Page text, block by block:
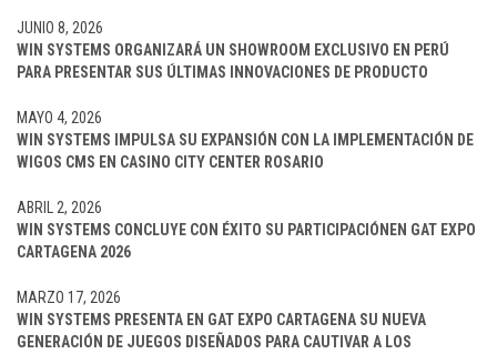
WIN SYSTEMS ORGANIZARÁ UN SHOWROOM EXCLUSIVO EN PERÚ
PARA PRESENTAR SUS ÚLTIMAS INNOVACIONES DE PRODUCTO
JUNIO 8, 2026
WIN SYSTEMS IMPULSA SU EXPANSIÓN CON LA IMPLEMENTACIÓN DE
WIGOS CMS EN CASINO CITY CENTER ROSARIO
MAYO 4, 2026
WIN SYSTEMS CONCLUYE CON ÉXITO SU PARTICIPACIÓNEN GAT EXPO
CARTAGENA 2026
ABRIL 2, 2026
WIN SYSTEMS PRESENTA EN GAT EXPO CARTAGENA SU NUEVA
GENERACIÓN DE JUEGOS DISEÑADOS PARA CAUTIVAR A LOS
MARZO 17, 2026